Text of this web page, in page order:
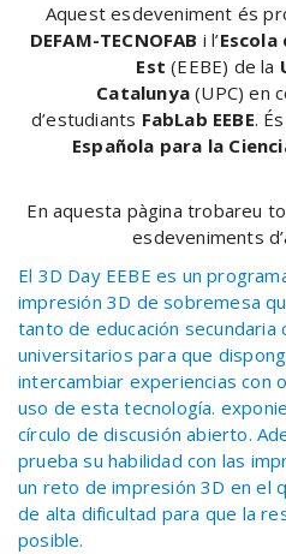
Aquest esdeveniment és
DEFAM-TECNOFAB i l’Escola
Est (EEBE) de la
Catalunya (UPC) en
d’estudiants FabLab EEBE.
Española para la
En aquesta pàgina trobareu
esdeveniments
El 3D Day EEBE es un
impresión 3D de sobremesa
tanto de educación
universitarios para que
intercambiar experiencias con
uso de esta tecnología.
círculo de discusión abierto.
prueba su habilidad con las
un reto de impresión 3D en el
de alta dificultad para que la
posible.